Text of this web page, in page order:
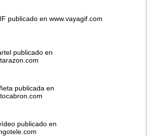
publicado en www.vayagif.com
publicado en
publicada en
publicado en